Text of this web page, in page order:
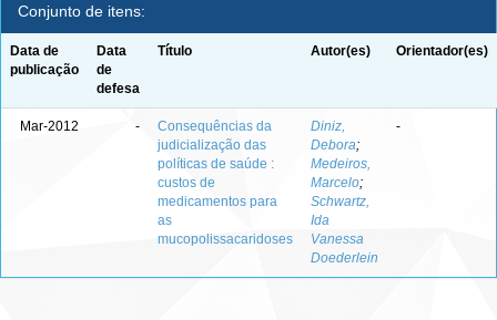
Conjunto de itens:
Data de
publicação
Data
de
defesa
Título Autor(es) Orientador(es)
Mar-2012 -
Consequências da
judicialização das
políticas de saúde :
custos de
medicamentos para
as
mucopolissacaridoses
Diniz,
Debora;
Medeiros,
Marcelo;
Schwartz,
Ida
Vanessa
Doederlein
-